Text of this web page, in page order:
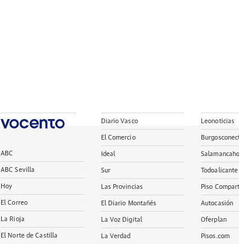
ABC
ABC Sevilla
Hoy
El Correo
La Rioja
El Norte de Castilla
Diario Vasco
El Comercio
Ideal
Sur
Las Provincias
El Diario Montañés
La Voz Digital
La Verdad
Leonoticias
Todoalicante
Piso
Autocasión
Oferplan
Pisos.com